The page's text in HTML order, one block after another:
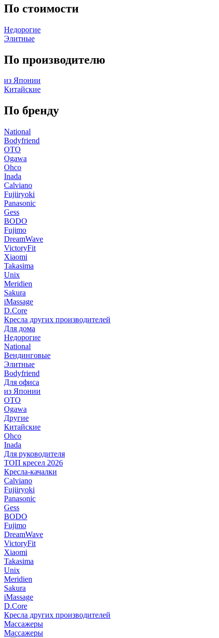
По стоимости
Недорогие
Элитные
По производителю
из Японии
Китайские
По бренду
National
Bodyfriend
OTO
Ogawa
Ohco
Inada
Calviano
Fujiiryoki
Panasonic
Gess
BODO
Fujimo
DreamWave
VictoryFit
Xiaomi
Takasima
Unix
Meridien
Sakura
iMassage
D.Core
Кресла других производителей
Для дома
Недорогие
National
Вендинговые
Элитные
Bodyfriend
Для офиса
из Японии
OTO
Ogawa
Другие
Китайские
Ohco
Inada
Для руководителя
ТОП кресел 2026
Кресла-качалки
Calviano
Fujiiryoki
Panasonic
Gess
BODO
Fujimo
DreamWave
VictoryFit
Xiaomi
Takasima
Unix
Meridien
Sakura
iMassage
D.Core
Кресла других производителей
Массажеры
Массажеры